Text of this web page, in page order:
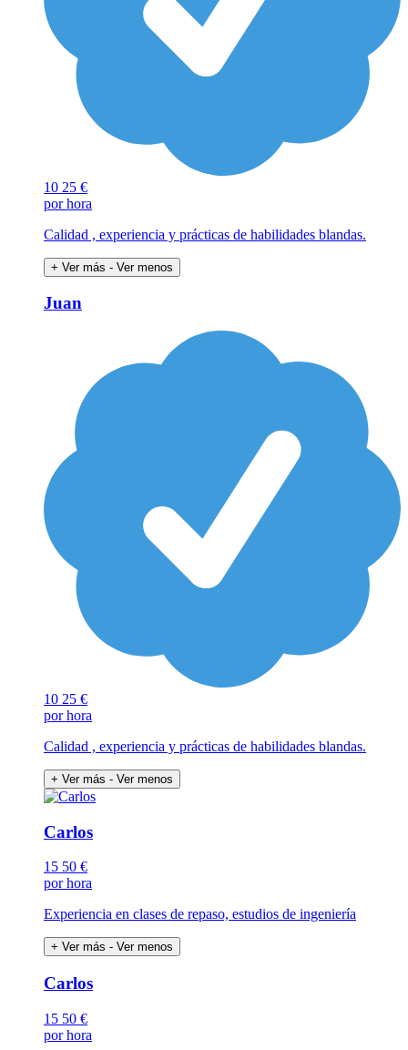
10 25 €
por hora
Calidad , experiencia y prácticas de habilidades blandas.
+ Ver más - Ver menos
Juan
10 25 €
por hora
Calidad , experiencia y prácticas de habilidades blandas.
+ Ver más - Ver menos
Carlos
15 50 €
por hora
Experiencia en clases de repaso, estudios de ingeniería
+ Ver más - Ver menos
Carlos
15 50 €
por hora